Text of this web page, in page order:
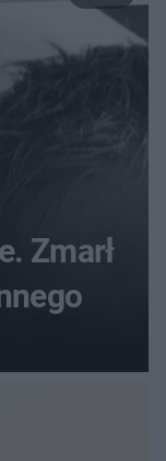
Zmarł